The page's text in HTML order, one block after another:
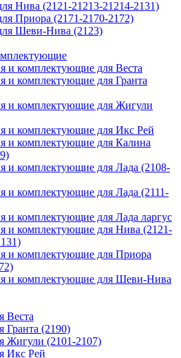
Нива (2121-21213-21214-2131)
Приора (2171-2170-2172)
Шеви-Нива (2123)
и комплектующие для Веста
и комплектующие для Гранта
и комплектующие для Жигули
и комплектующие для Икс Рей
и комплектующие для Калина
и комплектующие для Лада (2108-
и комплектующие для Лада (2111-
и комплектующие для Лада ларгус
и комплектующие для Нива (2121-
и комплектующие для Приора
и комплектующие для Шеви-Нива
Веста
Гранта (2190)
Жигули (2101-2107)
Икс Рей